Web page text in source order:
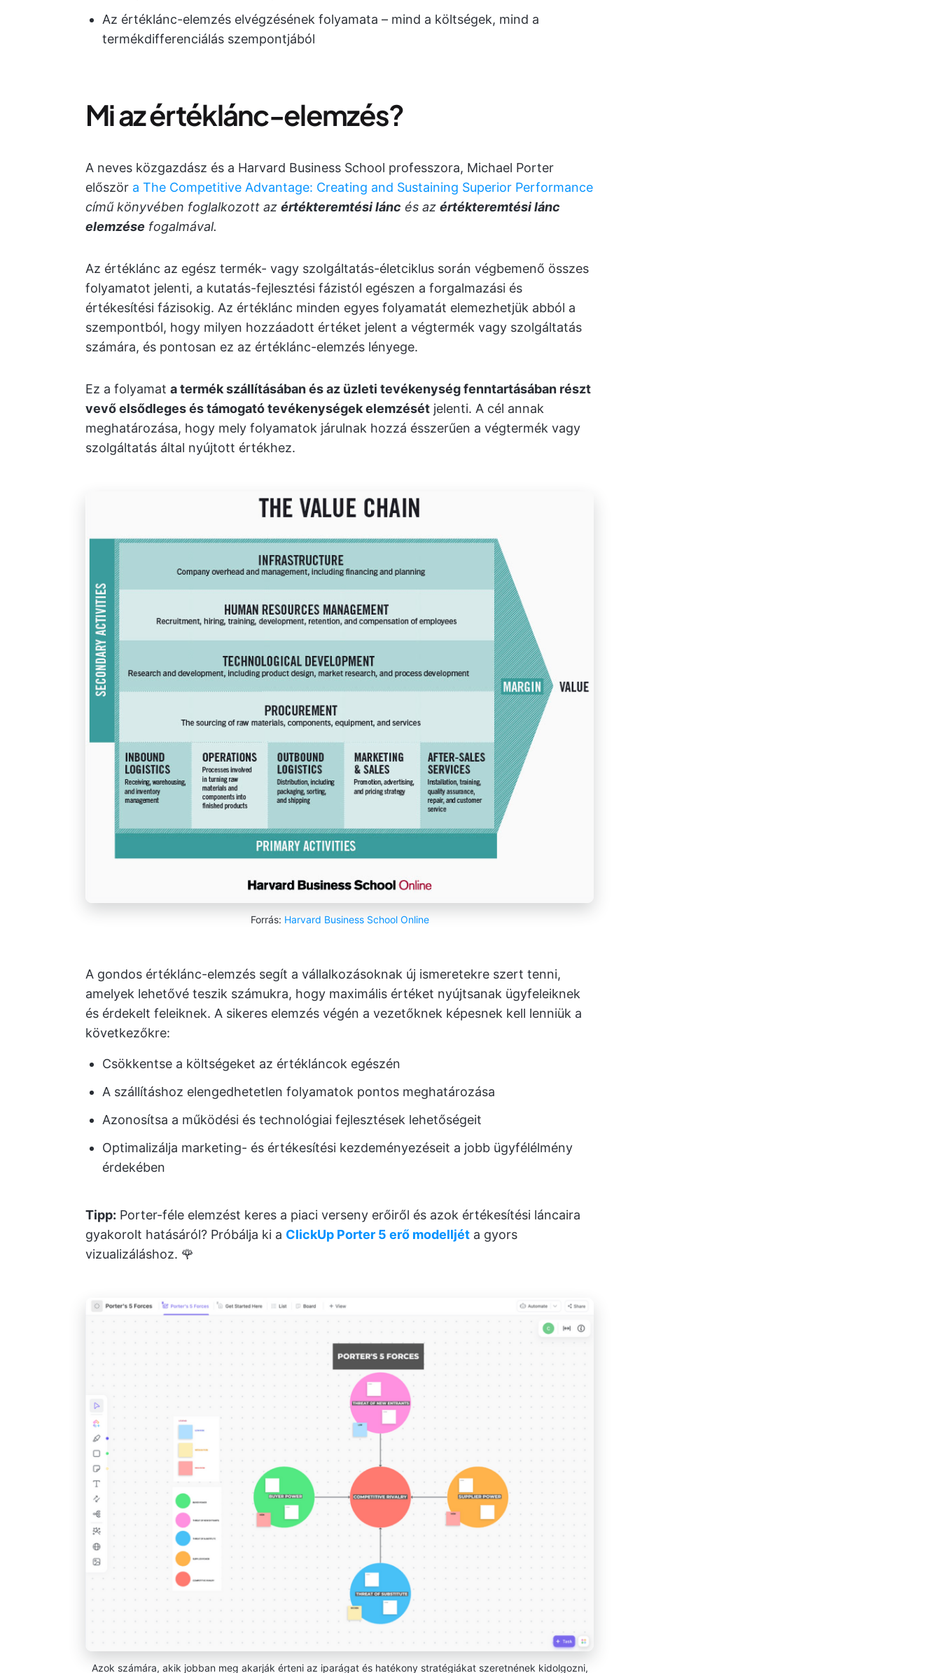
Az értéklánc-elemzés elvégzésének folyamata – mind a költségek, mind a
termékdifferenciálás szempontjából
Mi az értéklánc-elemzés?
A neves közgazdász és a Harvard Business School professzora, Michael Porter
először a The Competitive Advantage: Creating and Sustaining Superior Performance
című könyvében foglalkozott az értékteremtési lánc és az értékteremtési lánc
elemzése fogalmával.
Az értéklánc az egész termék- vagy szolgáltatás-életciklus során végbemenő összes
folyamatot jelenti, a kutatás-fejlesztési fázistól egészen a forgalmazási és
értékesítési fázisokig. Az értéklánc minden egyes folyamatát elemezhetjük abból a
szempontból, hogy milyen hozzáadott értéket jelent a végtermék vagy szolgáltatás
számára, és pontosan ez az értéklánc-elemzés lényege.
Ez a folyamat a termék szállításában és az üzleti tevékenység fenntartásában részt
vevő elsődleges és támogató tevékenységek elemzését jelenti. A cél annak
meghatározása, hogy mely folyamatok járulnak hozzá ésszerűen a végtermék vagy
szolgáltatás által nyújtott értékhez.
Forrás: Harvard Business School Online
A gondos értéklánc-elemzés segít a vállalkozásoknak új ismeretekre szert tenni,
amelyek lehetővé teszik számukra, hogy maximális értéket nyújtsanak ügyfeleiknek
és érdekelt feleiknek. A sikeres elemzés végén a vezetőknek képesnek kell lenniük a
következőkre:
Csökkentse a költségeket az értékláncok egészén
A szállításhoz elengedhetetlen folyamatok pontos meghatározása
Azonosítsa a működési és technológiai fejlesztések lehetőségeit
Optimalizálja marketing- és értékesítési kezdeményezéseit a jobb ügyfélélmény
érdekében
Tipp: Porter-féle elemzést keres a piaci verseny erőiről és azok értékesítési láncaira
gyakorolt hatásáról? Próbálja ki a ClickUp Porter 5 erő modelljét a gyors
vizualizáláshoz. 🌹
Azok számára, akik jobban meg akarják érteni az iparágat és hatékony stratégiákat szeretnének kidolgozni,